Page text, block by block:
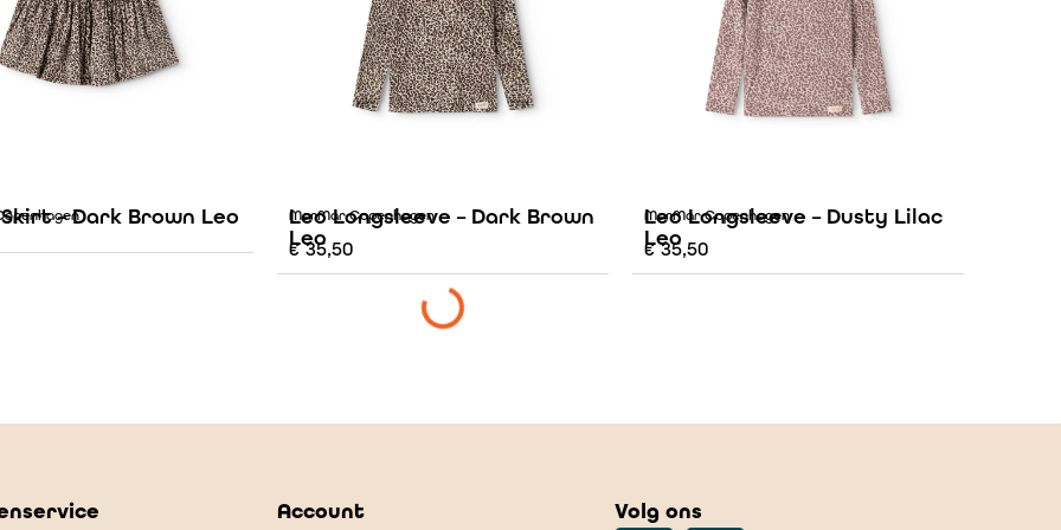
– Dark Brown Leo MarMar Copenhagen
Leo Longsleeve – Dark Brown
Leo
€35,50
MarMar Copenhagen
Leo Longsleeve – Dusty Lilac
Leo
€35,50
Account Volg ons